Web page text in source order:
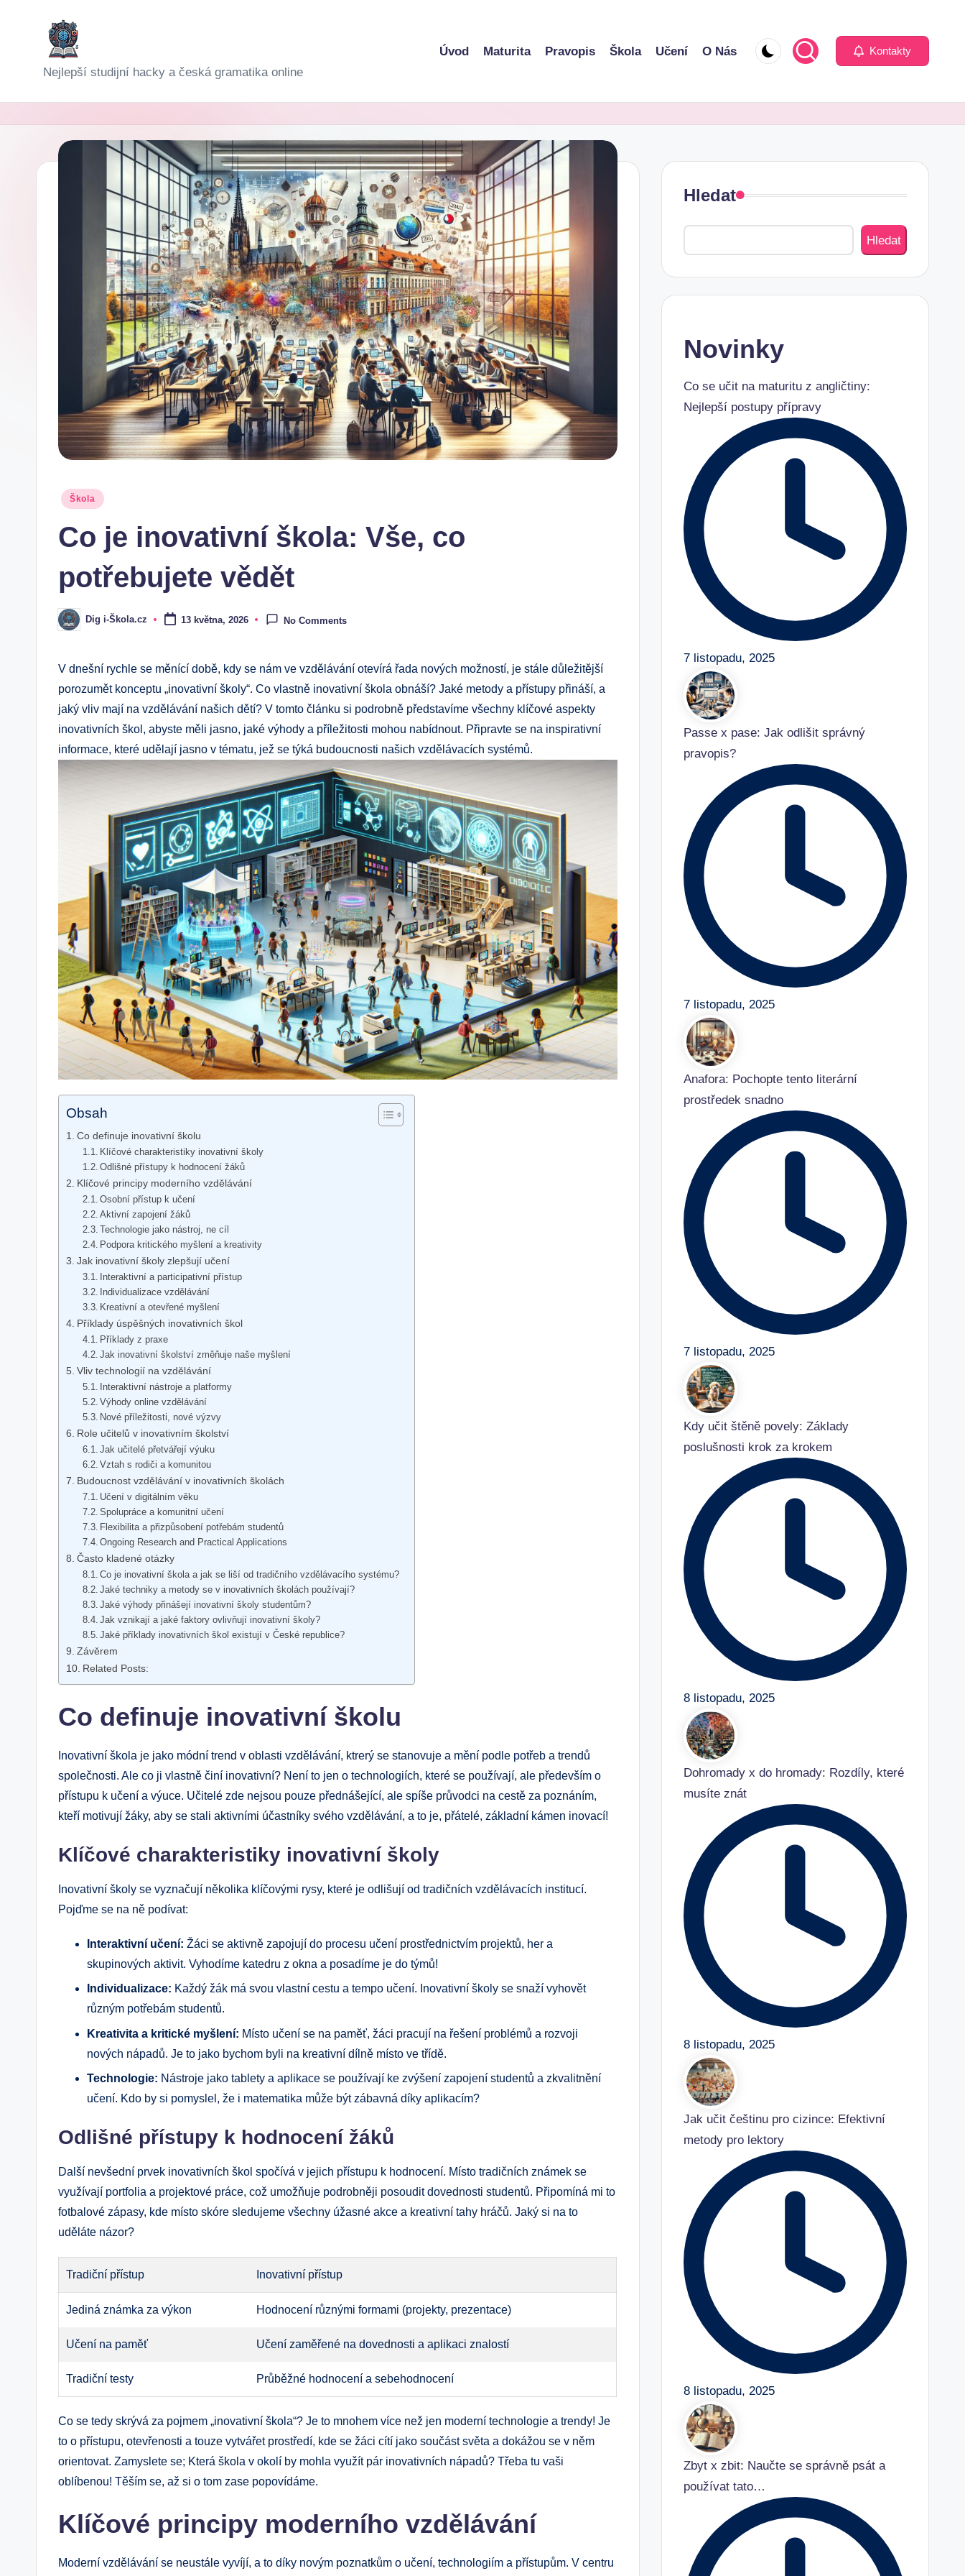
D
i
i-
Nejlepší studijní hacky a česká gramatika online
Úvod Maturita Pravopis Škola Učení O Nás Kontakty
Posted
Škola
Co je inovativní škola: Vše, co
potřebujete vědět
Posted
by
Dig i-Škola.cz 13 května, 2026 No Comments
V dnešní rychle se měnící době, kdy se nám ve vzdělávání otevírá řada nových možností, je stále důležitější
porozumět konceptu „inovativní školy“. Co vlastně inovativní škola obnáší? Jaké metody a přístupy přináší, a
jaký vliv mají na vzdělávání našich dětí? V tomto článku si podrobně představíme všechny klíčové aspekty
inovativních škol, abyste měli jasno, jaké výhody a příležitosti mohou nabídnout. Připravte se na inspirativní
informace, které udělají jasno v tématu, jež se týká budoucnosti našich vzdělávacích systémů.
Obsah
Co definuje inovativní školu
Klíčové charakteristiky inovativní školy
Odlišné přístupy k hodnocení žáků
Klíčové principy moderního vzdělávání
Osobní přístup k učení
Aktivní zapojení žáků
Technologie jako nástroj, ne cíl
Podpora kritického myšlení a kreativity
Jak inovativní školy zlepšují učení
Interaktivní a participativní přístup
Individualizace vzdělávání
Kreativní a otevřené myšlení
Příklady úspěšných inovativních škol
Příklady z praxe
Jak inovativní školství změňuje naše myšlení
Vliv technologií na vzdělávání
Interaktivní nástroje a platformy
Výhody online vzdělávání
Nové příležitosti, nové výzvy
Role učitelů v inovativním školství
Jak učitelé přetvářejí výuku
Vztah s rodiči a komunitou
Budoucnost vzdělávání v inovativních školách
Učení v digitálním věku
Spolupráce a komunitní učení
Flexibilita a přizpůsobení potřebám studentů
Ongoing Research and Practical Applications
Často kladené otázky
Co je inovativní škola a jak se liší od tradičního vzdělávacího systému?
Jaké techniky a metody se v inovativních školách používají?
Jaké výhody přinášejí inovativní školy studentům?
Jak vznikají a jaké faktory ovlivňují inovativní školy?
Jaké příklady inovativních škol existují v České republice?
Závěrem
Related Posts:
Co definuje inovativní školu
Inovativní škola je jako módní trend v oblasti vzdělávání, ktrerý se stanovuje a mění podle potřeb a trendů
společnosti. Ale co ji vlastně činí inovativní? Není to jen o technologiích, které se používají, ale především o
přístupu k učení a výuce. Učitelé zde nejsou pouze přednášející, ale spíše průvodci na cestě za poznáním,
kteří motivují žáky, aby se stali aktivními účastníky svého vzdělávání, a to je, přátelé, základní kámen inovací!
Klíčové charakteristiky inovativní školy
Inovativní školy se vyznačují několika klíčovými rysy, které je odlišují od tradičních vzdělávacích institucí.
Pojďme se na ně podívat:
Interaktivní učení: Žáci se aktivně zapojují do procesu učení prostřednictvím projektů, her a
skupinových aktivit. Vyhodíme katedru z okna a posadíme je do týmů!
Individualizace: Každý žák má svou vlastní cestu a tempo učení. Inovativní školy se snaží vyhovět
různým potřebám studentů.
Kreativita a kritické myšlení: Místo učení se na paměť, žáci pracují na řešení problémů a rozvoji
nových nápadů. Je to jako bychom byli na kreativní dílně místo ve třídě.
Technologie: Nástroje jako tablety a aplikace se používají ke zvýšení zapojení studentů a zkvalitnění
učení. Kdo by si pomyslel, že i matematika může být zábavná díky aplikacím?
Odlišné přístupy k hodnocení žáků
Další nevšední prvek inovativních škol spočívá v jejich přístupu k hodnocení. Místo tradičních známek se
využívají portfolia a projektové práce, což umožňuje podrobněji posoudit dovednosti studentů. Připomíná mi to
fotbalové zápasy, kde místo skóre sledujeme všechny úžasné akce a kreativní tahy hráčů. Jaký si na to
uděláte názor?
Tradiční přístup Inovativní přístup
Jediná známka za výkon Hodnocení různými formami (projekty, prezentace)
Učení na paměť Učení zaměřené na dovednosti a aplikaci znalostí
Tradiční testy Průběžné hodnocení a sebehodnocení
Co se tedy skrývá za pojmem „inovativní škola“? Je to mnohem více než jen moderní technologie a trendy! Je
to o přístupu, otevřenosti a touze vytvářet prostředí, kde se žáci cítí jako součást světa a dokážou se v něm
orientovat. Zamyslete se; Která škola v okolí by mohla využít pár inovativních nápadů? Třeba tu vaši
oblíbenou! Těším se, až si o tom zase popovídáme.
Klíčové principy moderního vzdělávání
Moderní vzdělávání se neustále vyvíjí, a to díky novým poznatkům o učení, technologiím a přístupům. V centru
Hledat
Hledat
Novinky
Co se učit na maturitu z angličtiny:
Nejlepší postupy přípravy
7 listopadu, 2025
Passe x pase: Jak odlišit správný
pravopis?
7 listopadu, 2025
Anafora: Pochopte tento literární
prostředek snadno
7 listopadu, 2025
Kdy učit štěně povely: Základy
poslušnosti krok za krokem
8 listopadu, 2025
Dohromady x do hromady: Rozdíly, které
musíte znát
8 listopadu, 2025
Jak učit češtinu pro cizince: Efektivní
metody pro lektory
8 listopadu, 2025
Zbyt x zbit: Naučte se správně psát a
používat tato…